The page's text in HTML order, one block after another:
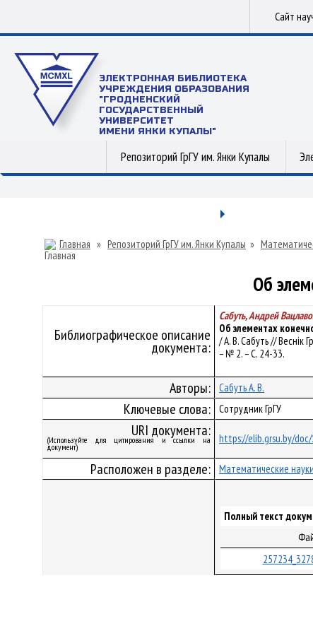
Сайт
ЭЛЕКТРОННАЯ БИБЛИОТЕКА
УЧРЕЖДЕНИЯ ОБРАЗОВАНИЯ
"ГРОДНЕНСКИЙ
ГОСУДАРСТВЕННЫЙ
УНИВЕРСИТЕТ
ИМЕНИ ЯНКИ КУПАЛЫ"
Репозиторий ГрГУ им. Янки Купалы
Главная » Репозиторий ГрГУ им. Янки Купалы »
Об
Библиографическое описание
документа:
Сабуть, Андрей
Об элементах
/ А. В. Сабуть // Веснік
– № 2. – С. 24-33.
Авторы: Сабуть А. В.
Ключевые слова: Сотрудник ГрГУ
URI документа:
(Используйте для цитирования и ссылки на
документ)
https://elib.grsu.by/
Расположен в разделе: Математические науки
Полный текст